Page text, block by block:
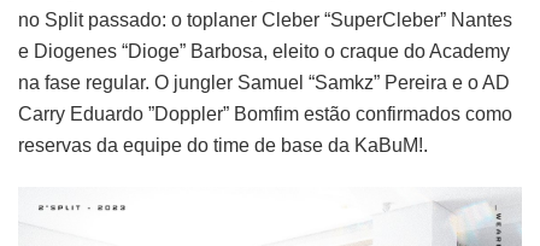
no Split passado: o toplaner Cleber “SuperCleber” Nantes
e Diogenes “Dioge” Barbosa, eleito o craque do Academy
na fase regular. O jungler Samuel “Samkz” Pereira e o AD
Carry Eduardo ”Doppler” Bomfim estão confirmados como
reservas da equipe do time de base da KaBuM!.